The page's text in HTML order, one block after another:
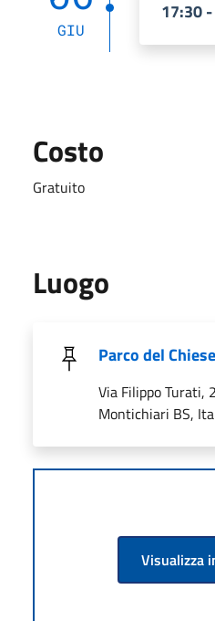
GIU
17:30
Costo
Gratuito
Luogo
Parco del Chiese
Via Filippo Turati,
Montichiari BS,
Visualizza